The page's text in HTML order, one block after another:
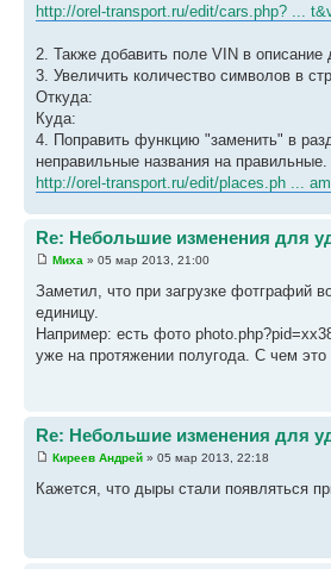
http://orel-transport.ru/edit/cars.php? ...
2. Также добавить поле VIN в
3. Увеличить количество символов в
Откуда:
Куда:
4. Поправить функцию "заменить" в
неправильные названия на
http://orel-transport.ru/edit/places.ph ...
Re: Небольшие изменения для
Миха » 05 мар 2013, 21:00
Заметил, что при загрузке фотграфий
единицу.
Например: есть фото
уже на протяжении полугода. С чем
Re: Небольшие изменения для
Киреев Андрей » 05 мар 2013, 22:18
Кажется, что дыры стали появляться